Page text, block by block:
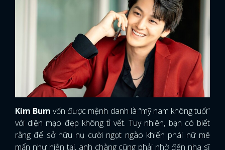
Kim Bum vốn được mệnh danh là “mỹ nam không tuổi”
với diện mạo đẹp không tì vết. Tuy nhiên, bạn có biết
rằng để sở hữu nụ cười ngọt ngào khiến phái nữ mê
mẩn như hiện tại, anh chàng cũng phải nhờ đến nha sĩ